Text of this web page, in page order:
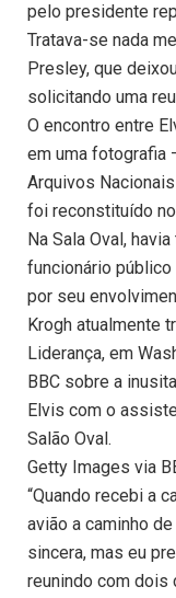
pelo presidente
Tratava-se nada
Presley, que
solicitando uma
O encontro entre
em uma fotografia
Arquivos
foi reconstituído
Na Sala Oval,
funcionário
por seu
Krogh atualmente
Liderança, em
BBC sobre a
Elvis com o
Salão Oval.
Getty Images via
“Quando recebi a
avião a caminho
sincera, mas eu
reunindo com dois